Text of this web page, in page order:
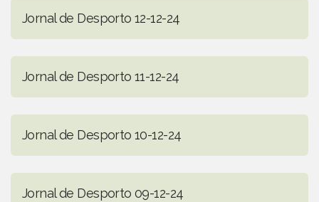
Jornal de Desporto 12-12-24
Jornal de Desporto 11-12-24
Jornal de Desporto 10-12-24
Jornal de Desporto 09-12-24